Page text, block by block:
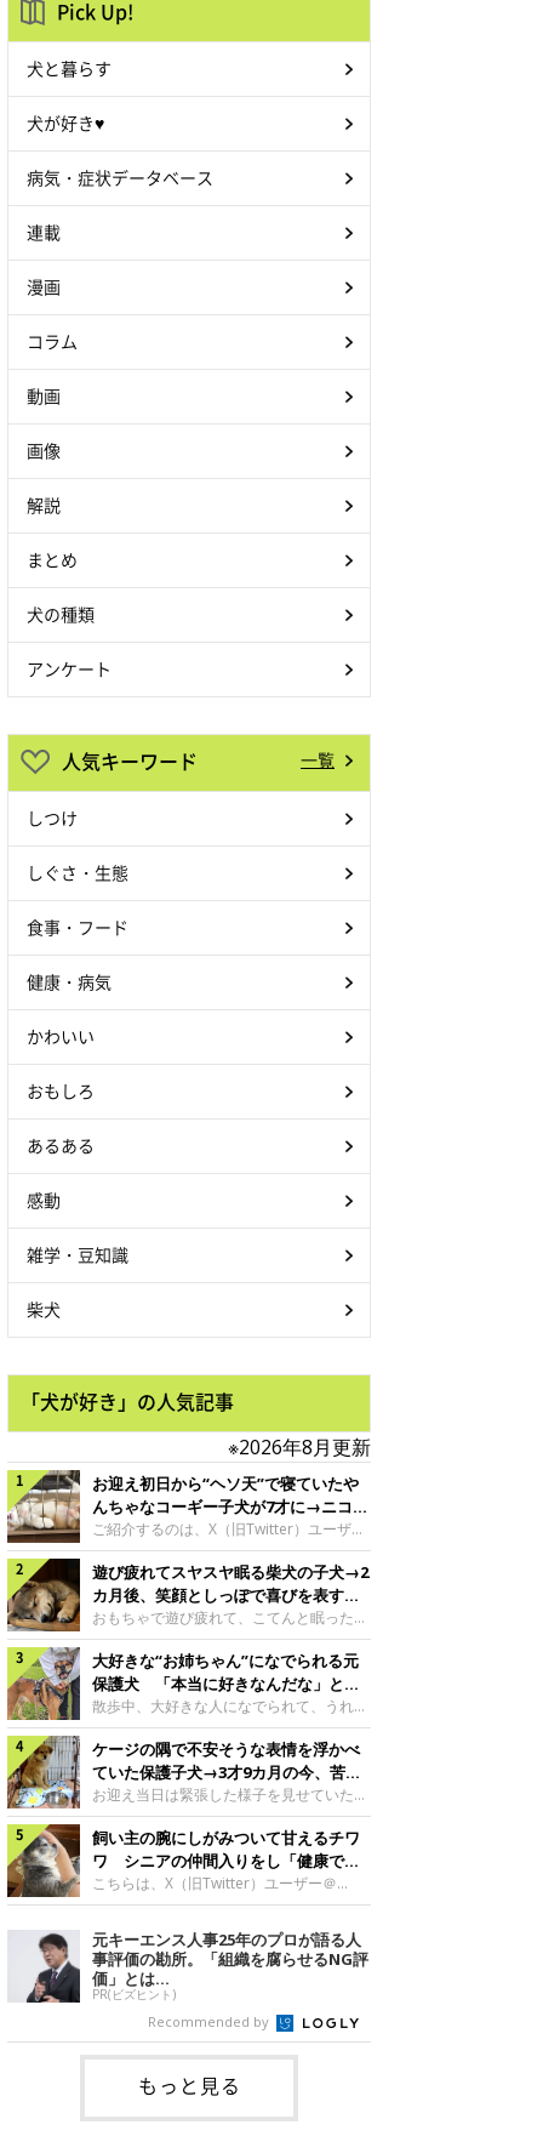
Pick Up!
犬と暮らす
犬が好き♥
病気・症状データベース
連載
漫画
コラム
動画
画像
解説
まとめ
犬の種類
アンケート
人気キーワード 一覧
しつけ
しぐさ・生態
食事・フード
健康・病気
かわいい
おもしろ
あるある
感動
雑学・豆知識
柴犬
「犬が好き」の人気記事
※2026年8月更新
お迎え初日から“ヘソ天”で寝ていたや
んちゃなコーギー子犬が7才に→ニコニ
コ“コーギースマイル”が魅力のコに成
長！
ご紹介するのは、X（旧Twitter）ユーザー
＠Kus1oKg2vsgdWS2さんの愛犬でウェル
シュ・コーギー・ペンブロークの神楽ちゃ
ん。今年の8月で7才になるという神楽ちゃ
んですが、いったいどんな子犬時代を過ご
したのでしょうか。今回は、神楽ちゃんの
成長を飼い主さんと振り返ります！神楽ち
ゃんの成長について聞いた！お迎えから数
日後の神楽ちゃん（撮影時生後2カ月）＠
Kus1oKg2vsgdWS2――お迎え当初の神楽
ちゃんの様子について教えてください。飼
い主さん： 「お迎え当日から“ヘソ天”で寝
るようなコでし
遊び疲れてスヤスヤ眠る柴犬の子犬→2
カ月後、笑顔としっぽで喜びを表すコ
に成長！
おもちゃで遊び疲れて、こてんと眠った子
犬。あれから2カ月、表情や行動にさまざ
まな変化が見られるようになりました。遊
び疲れて眠る生後2カ月のなっちゃん遊び
疲れた様子のなっちゃん。@Pkndg_紹介
するのは、X（旧Twitter）ユーザー
@Pkndg_さんの愛犬・なっちゃん（取材
時、生後4カ月／柴犬）。こちらの写真
は、なっちゃんが生後2カ月のころに撮影
された一枚です。この日、なっちゃんは家
族と一緒におもちゃで遊んでいました。た
くさん遊んで疲れたのか、その後は眠り始
めたそうです。眠るなっちゃん。
@Pkndg_
大好きな“お姉ちゃん”になでられる元
保護犬 「本当に好きなんだな」と感
じる表情にほっこり
散歩中、大好きな人になでられて、うれし
そうな表情を見せる元保護犬。甘えるよう
な姿に、見ているこちらまでほっこりしま
す。大好きな“お姉ちゃん”に甘える小次郎
くん妹さんになでてもらい、うれしそうな
表情を見せる小次郎くん（2026年6月撮
影）。@mika_Jimmy紹介するのは、X（旧
Twitter）ユーザー@mika_Jimmyさんの愛
犬・小次郎くん（撮影時5才）。こちら
は、飼い主さんの妹さんと一緒に散歩をし
日、飼い主さんは実家から自宅へ帰る途
中、妹さんと公園で待ち合わせ
ケージの隅で不安そうな表情を浮かべ
ていた保護子犬→3才9カ月の今、苦手
を克服し頼もしいコに成長！
お迎え当日は緊張した様子を見せていた元
野犬の保護子犬。あれから約3年半、苦手
だったことを一つひとつ克服し、家族に寄
り添う姿を見せています。お迎え当日、ケ
ージの隅で不安そうにお迎え当日のシルビ
アちゃん。@nemonemotos今回紹介する
のは、X（旧Twitter）ユーザー
@nemonemotosさんの愛犬・シルビアち
ゃん（撮影当時、生後推定2カ月）。飼い
主さんが「#最初に撮った一枚」として投
稿した写真には、ケージの隅で不安そうな
表情を浮かべるシルビアちゃんの姿が写っ
ていました。こちらは、保護犬だったシル
飼い主の腕にしがみついて甘えるチワ
ワ シニアの仲間入りをし「健康で穏
やかな暮らしが続いてほしい」と願う
こちらは、X（旧Twitter）ユーザー＠
kotubusuke617さんが投稿した写真。写
っているのは、愛犬でチワワのつぶしゃん
（本名：こつぶちゃん）です。飼い主さん
の腕にしがみつくつぶしゃん（撮影時6
才）＠kotubusuke617撮影当時の状況に
ついて伺うと、飼い主さんはこう教えてく
れました。飼い主さん： 「ある休日のこ
とです。私がソファに座った途端にひざの
上にのってきたので、そのままなでながら
テレビを見ていたのですが、微動だにしな
いので気になって見てみると、腕にしがみ
元キーエンス人事25年のプロが語る人
事評価の勘所。「組織を腐らせるNG評
価」とは...
PR(ビズヒント)
Recommended by
もっと見る